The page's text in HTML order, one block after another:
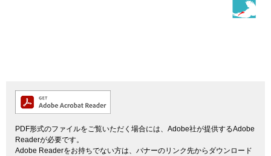
PDF形式のファイルをご覧いただく場合には、Adobe社が提供するAdobe
Readerが必要です。
Adobe Readerをお持ちでない方は、バナーのリンク先からダウンロード